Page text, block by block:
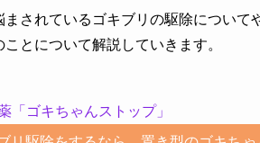
されているゴキブリの駆除について
とについて解説していきます。
ゴキちゃんストップ」